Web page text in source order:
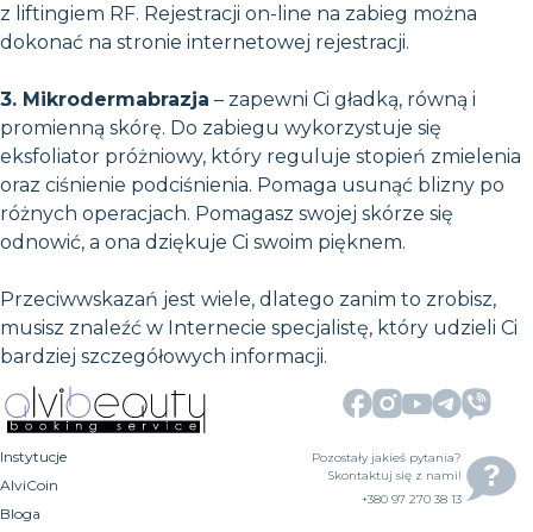
z liftingiem RF. Rejestracji on-line na zabieg można
dokonać na stronie internetowej rejestracji.
3. Mikrodermabrazja – zapewni Ci gładką, równą i
promienną skórę. Do zabiegu wykorzystuje się
eksfoliator próżniowy, który reguluje stopień zmielenia
oraz ciśnienie podciśnienia. Pomaga usunąć blizny po
różnych operacjach. Pomagasz swojej skórze się
odnowić, a ona dziękuje Ci swoim pięknem.
Przeciwwskazań jest wiele, dlatego zanim to zrobisz,
musisz znaleźć w Internecie specjalistę, który udzieli Ci
bardziej szczegółowych informacji.
Instytucje
AlviCoin
Bloga
Pozostały jakieś pytania?
Skontaktuj się z nami!
+380 97 270 38 13